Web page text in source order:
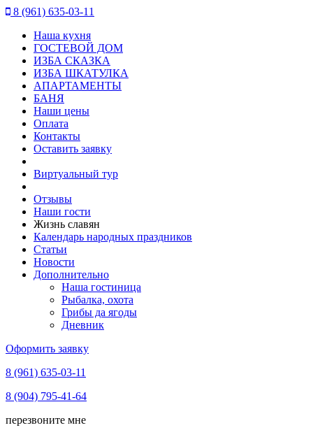
8 (961) 635-03-11
Наша кухня
ГОСТЕВОЙ ДОМ
ИЗБА СКАЗКА
ИЗБА ШКАТУЛКА
АПАРТАМЕНТЫ
БАНЯ
Наши цены
Оплата
Контакты
Оставить заявку
Виртуальный тур
Отзывы
Наши гости
Жизнь славян
Календарь народных праздников
Статьи
Новости
Дополнительно
Наша гостиница
Рыбалка, охота
Грибы да ягоды
Дневник
Оформить заявку
8 (961) 635-03-11
8 (904) 795-41-64
перезвоните мне